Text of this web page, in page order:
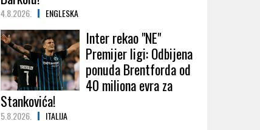
4.8.2026. ENGLESKA
Inter rekao "NE"
Premijer ligi: Odbijena
ponuda Brentforda od
40 miliona evra za
Stankovića!
5.8.2026. ITALIJA